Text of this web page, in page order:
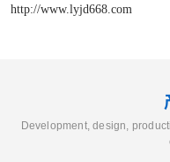
http://www.lyjd668.com
Development, design,